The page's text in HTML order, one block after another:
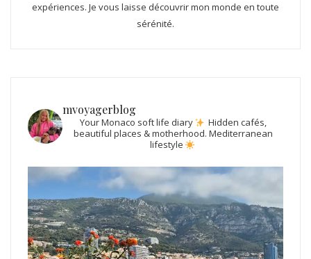
expériences. Je vous laisse découvrir mon monde en toute
sérénité.
mvoyagerblog
Your Monaco soft life diary
Hidden cafés,
beautiful places & motherhood. Mediterranean
lifestyle